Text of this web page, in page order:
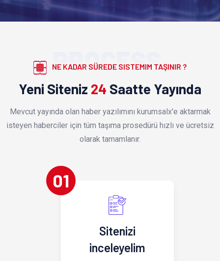
PROCESS
NE KADAR SÜREDE SISTEMIM TAŞINIR ?
Yeni Siteniz 24 Saatte Yayında
Mevcut yayında olan haber yazılımını kurumsalx'e aktarmak
isteyen haberciler için tüm taşıma prosedürü hızlı ve ücretsiz
olarak tamamlanır.
01
Sitenizi
inceleyelim